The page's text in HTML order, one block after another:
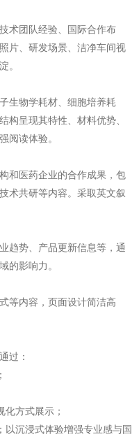
团队经验、国际合作布
片、研发场景、洁净车间视
。
物学耗材、细胞培养耗
呈现其特性、材料优势、
阅读体验。
医药企业的合作成果，包
术共研等内容。采取英文叙
势、产品更新信息等，通
的影响力。
内容，页面设计简洁高
过：
方式展示；
沉浸式体验增强专业感与国